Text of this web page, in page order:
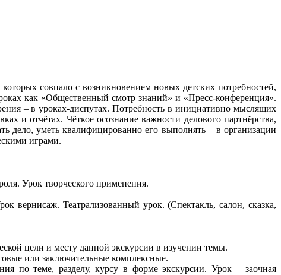
совпало с возникновением новых детских потребностей,
как «Общественный смотр знаний» и «Пресс-конференция».
– в уроках-диспутах. Потребность в инициативно мыслящих
и отчётах. Чёткое осознание важности делового партнёрства,
дело, уметь квалифицированно его выполнять – в организации
играми.
Урок творческого применения.
вернисаж. Театрализованный урок. (Спектакль, салон, сказка,
цели и месту данной экскурсии в изучении темы.
или заключительные комплексные.
по теме, разделу, курсу в форме экскурсии. Урок – заочная